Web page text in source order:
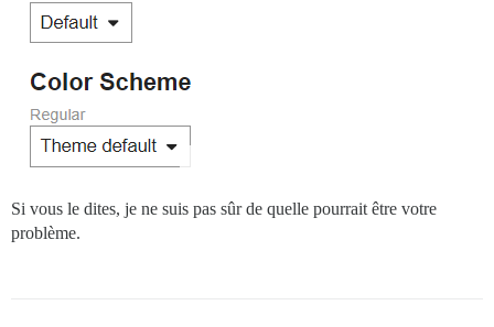
Si vous le dites, je ne suis pas sûr de quelle pourrait être votre
problème.